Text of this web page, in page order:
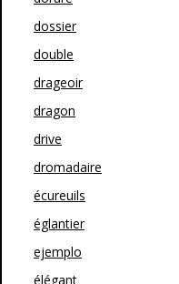
dossier
double
drageoir
dragon
drive
dromadaire
écureuils
églantier
ejemplo
élégant